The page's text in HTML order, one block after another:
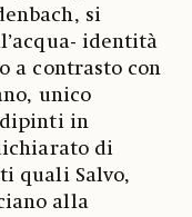
si
identità
a contrasto con
unico
dipinti in
di
quali Salvo,
alla